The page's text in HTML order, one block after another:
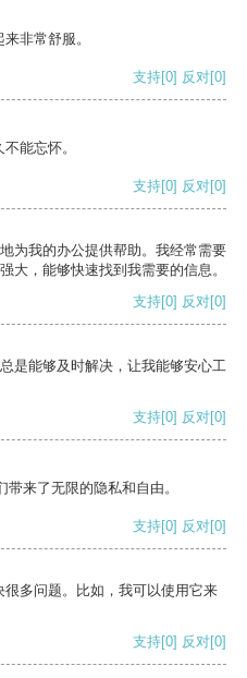
非常舒服。
支持[0] 反对[0]
能忘怀。
支持[0] 反对[0]
为我的办公提供帮助。我经常需要
大，能够快速找到我需要的信息。
支持[0] 反对[0]
是能够及时解决，让我能够安心工
支持[0] 反对[0]
来了无限的隐私和自由。
支持[0] 反对[0]
多问题。比如，我可以使用它来
支持[0] 反对[0]